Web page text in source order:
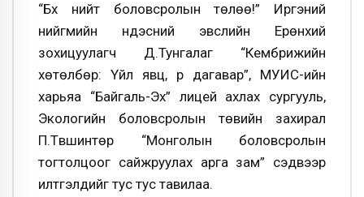
“Бүх нийт боловсролын төлөө!” Иргэний
нийгмийн үндэсний эвслийн Ерөнхий
зохицуулагч Д.Тунгалаг “Кембрижийн
хөтөлбөр: Үйл явц, үр дагавар”, МУИС-ийн
харьяа “Байгаль-Эх” лицей ахлах сургууль,
Экологийн боловсролын төвийн захирал
П.Түвшинтөр “Монголын боловсролын
тогтолцоог сайжруулах арга зам” сэдвээр
илтгэлүүдийг тус тус тавилаа.